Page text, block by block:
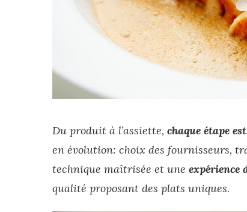
Du produit à l’assiette, chaque étape
en évolution: choix des fournisseurs,
technique maîtrisée et une expérience
qualité proposant des plats uniques.